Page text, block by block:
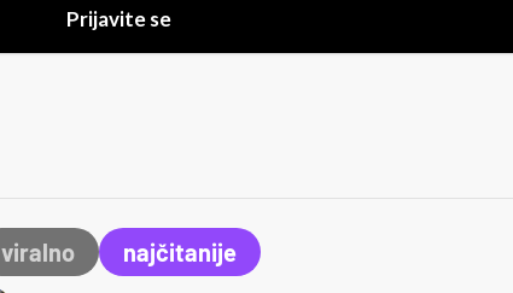
Prijavite se
viralno najčitanije